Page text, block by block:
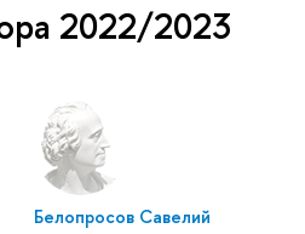
2022/2023
Белопросов Савелий